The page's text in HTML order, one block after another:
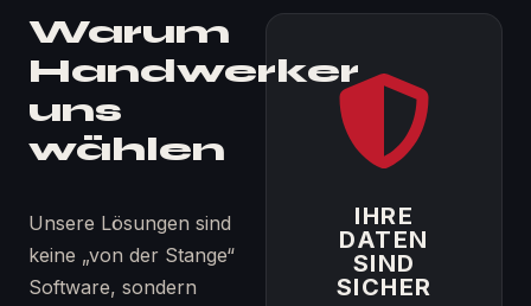
Warum
Handwerker
uns
wählen
Unsere Lösungen sind
keine „von der Stange“
Software, sondern
IHRE
DATEN
SIND
SICHER